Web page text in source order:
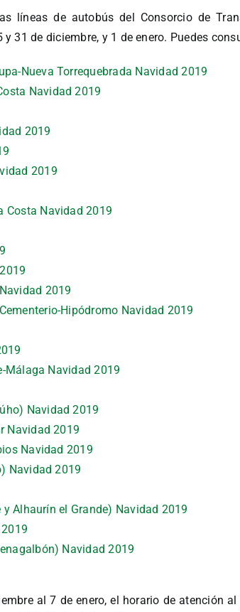
líneas de autobús del Consorcio de
31 de diciembre, y 1 de enero. Puedes
Nueva Torrequebrada Navidad 2019
Navidad 2019
2019
2019
Costa Navidad 2019
2019
Hipódromo Navidad 2019
Málaga Navidad 2019
Navidad 2019
Navidad 2019
Navidad 2019
Navidad 2019
Alhaurín el Grande) Navidad 2019
Navidad 2019
al 7 de enero, el horario de atención